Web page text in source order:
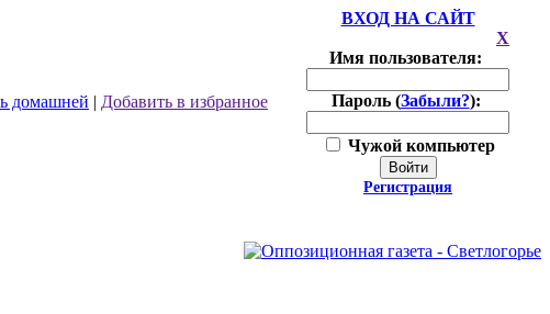
домашней | Добавить в избранное
ВХОД НА САЙТ
X
Имя пользователя:
Пароль (Забыли?):
Чужой компьютер
Войти
Регистрация